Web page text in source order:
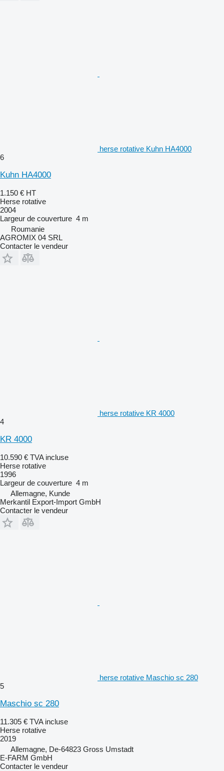
herse rotative Kuhn HA4000
6
Kuhn HA4000
1.150 € HT
Herse rotative
2004
Largeur de couverture 4 m
Roumanie
AGROMIX 04 SRL
Contacter le vendeur
herse rotative KR 4000
4
KR 4000
10.590 € TVA incluse
Herse rotative
1996
Largeur de couverture 4 m
Allemagne, Kunde
Merkantil Export-Import GmbH
Contacter le vendeur
herse rotative Maschio sc 280
5
Maschio sc 280
11.305 € TVA incluse
Herse rotative
2019
Allemagne, De-64823 Gross Umstadt
E-FARM GmbH
Contacter le vendeur